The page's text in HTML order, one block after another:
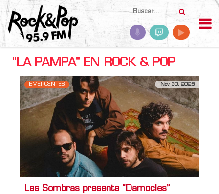
"LA PAMPA" EN ROCK & POP
EMERGENTES Nov 30, 2025
Las Sombras presenta “Damocles”